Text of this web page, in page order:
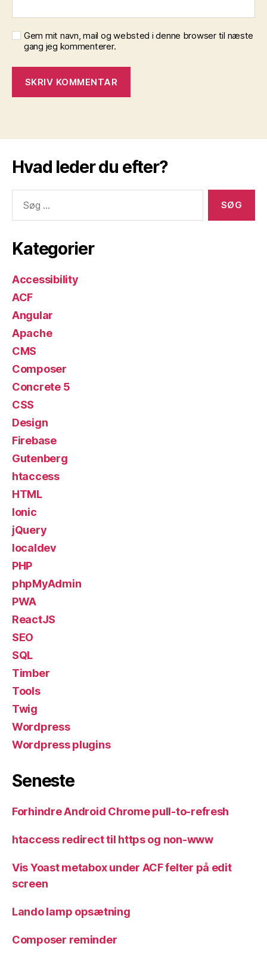
Gem mit navn, mail og websted i denne browser til næste
gang jeg kommenterer.
Hvad leder du efter?
efter:
Kategorier
Accessibility
ACF
Angular
Apache
CMS
Composer
Concrete 5
CSS
Design
Firebase
Gutenberg
htaccess
HTML
Ionic
jQuery
localdev
PHP
phpMyAdmin
PWA
ReactJS
SEO
SQL
Timber
Tools
Twig
Wordpress
Wordpress plugins
Seneste
Forhindre Android Chrome pull-to-refresh
htaccess redirect til https og non-www
Vis Yoast metabox under ACF felter på edit
screen
Lando lamp opsætning
Composer reminder